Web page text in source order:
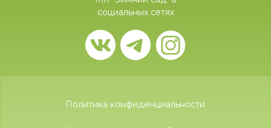
Политика конфиденциальности
социальных сетях